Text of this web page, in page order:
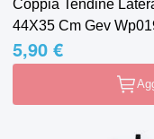
Coppia Tendine
44X35 Cm Gev
5,90 €